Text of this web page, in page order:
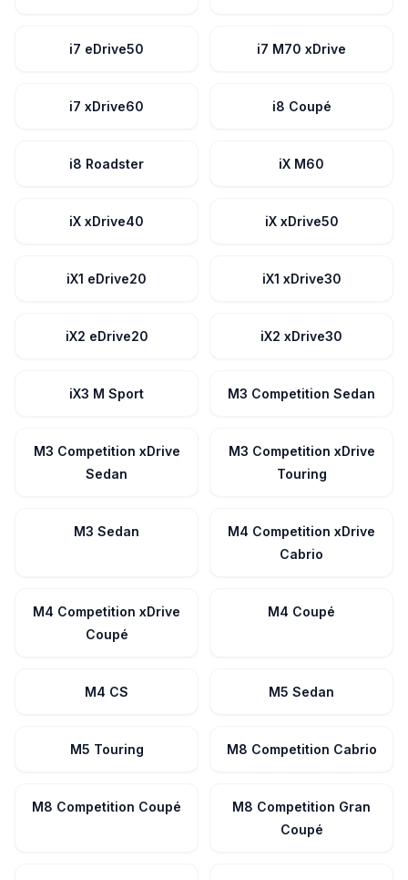
i7 eDrive50 i7 M70 xDrive
i7 xDrive60 i8 Coupé
i8 Roadster iX M60
iX xDrive40 iX xDrive50
iX1 eDrive20 iX1 xDrive30
iX2 eDrive20 iX2 xDrive30
iX3 M Sport M3 Competition Sedan
M3 Competition xDrive
Sedan
M3 Competition xDrive
Touring
M3 Sedan
M4 Competition xDrive
Cabrio
M4 Competition xDrive
Coupé
M4 Coupé
M4 CS M5 Sedan
M5 Touring M8 Competition Cabrio
M8 Competition Coupé
M8 Competition Gran
Coupé